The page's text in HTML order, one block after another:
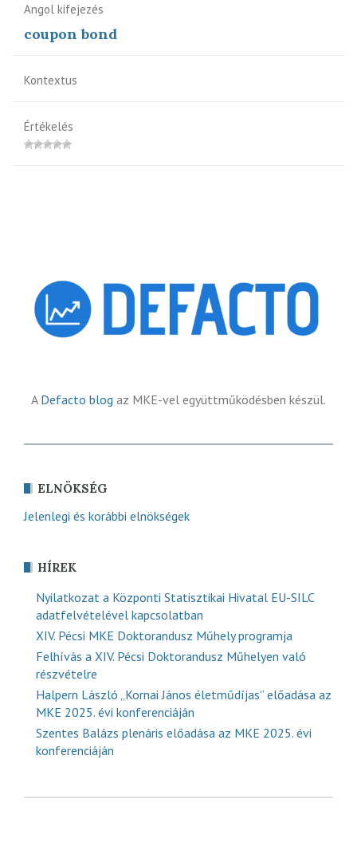
Angol kifejezés
coupon bond
Kontextus
Értékelés
A Defacto blog az MKE-vel együttműködésben készül.
ELNÖKSÉG
Jelenlegi és korábbi elnökségek
HÍREK
Nyilatkozat a Központi Statisztikai Hivatal EU-SILC
adatfelvételével kapcsolatban
XIV. Pécsi MKE Doktorandusz Műhely programja
Felhívás a XIV. Pécsi Doktorandusz Műhelyen való
részvételre
Halpern László „Kornai János életműdíjas” előadása az
MKE 2025. évi konferenciáján
Szentes Balázs plenáris előadása az MKE 2025. évi
konferenciáján